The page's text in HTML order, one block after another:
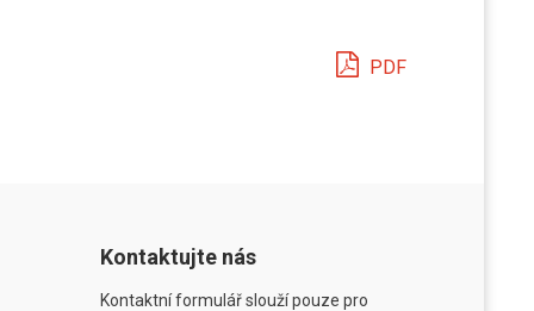
PDF
Kontaktujte nás
Kontaktní formulář slouží pouze pro